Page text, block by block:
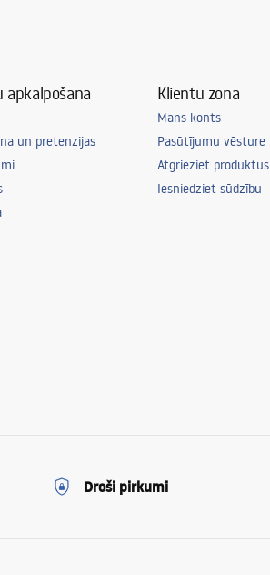
apkalpošana
un pretenzijas
Klientu zona
Mans konts
Pasūtījumu vēsture
Atgrieziet produktus
Iesniedziet sūdzību
Droši pirkumi